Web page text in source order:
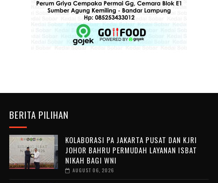
BERITA PILIHAN
KOLABORASI PA JAKARTA PUSAT DAN KJRI
JOHOR BAHRU PERMUDAH LAYANAN ISBAT
NIKAH BAGI WNI
AUGUST 06, 2026